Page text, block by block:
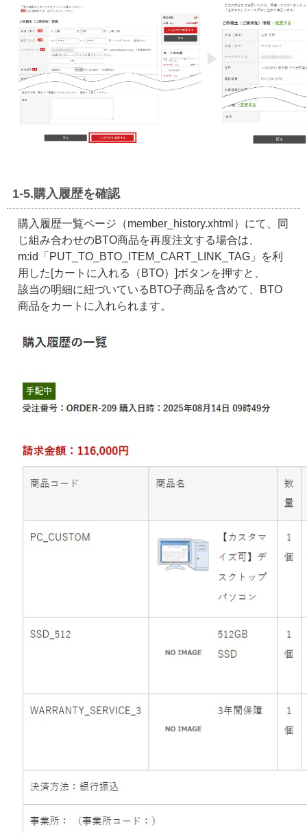
1-5.購入履歴を確認
購入履歴一覧ページ（member_history.xhtml）にて、同
じ組み合わせのBTO商品を再度注文する場合は、
m:id「PUT_TO_BTO_ITEM_CART_LINK_TAG」を利
用した[カートに入れる（BTO）]ボタンを押すと、
該当の明細に紐づいているBTO子商品を含めて、BTO
商品をカートに入れられます。